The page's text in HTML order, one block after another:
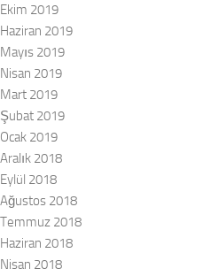
Ekim 2019
Haziran 2019
Mayıs 2019
Nisan 2019
Mart 2019
Şubat 2019
Ocak 2019
Aralık 2018
Eylül 2018
Ağustos 2018
Temmuz 2018
Haziran 2018
Nisan 2018